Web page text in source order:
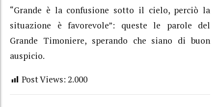
“Grande è la confusione sotto il cielo, perciò la
situazione è favorevole”: queste le parole del
Grande Timoniere, sperando che siano di buon
auspicio.
Post Views: 2.000